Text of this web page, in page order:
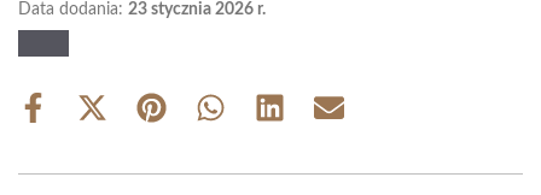
Data dodania: 23 stycznia 2026 r.
Share
Share
(Twitter)
Share Share Share Share